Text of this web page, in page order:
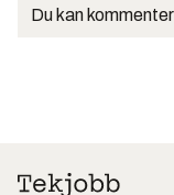
Du kan